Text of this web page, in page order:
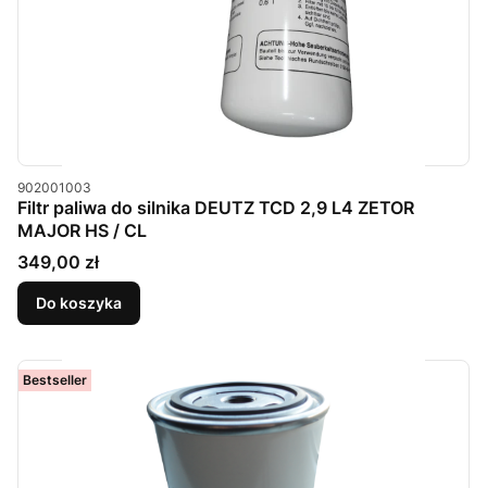
Kod produktu
902001003
Filtr paliwa do silnika DEUTZ TCD 2,9 L4 ZETOR
MAJOR HS / CL
Cena
349,00 zł
Do koszyka
Bestseller